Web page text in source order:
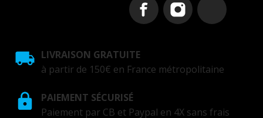
LIVRAISON GRATUITE
à partir de 150€ en France métropolitaine
PAIEMENT SÉCURISÉ
Paiement par CB et Paypal en 4X sans frais